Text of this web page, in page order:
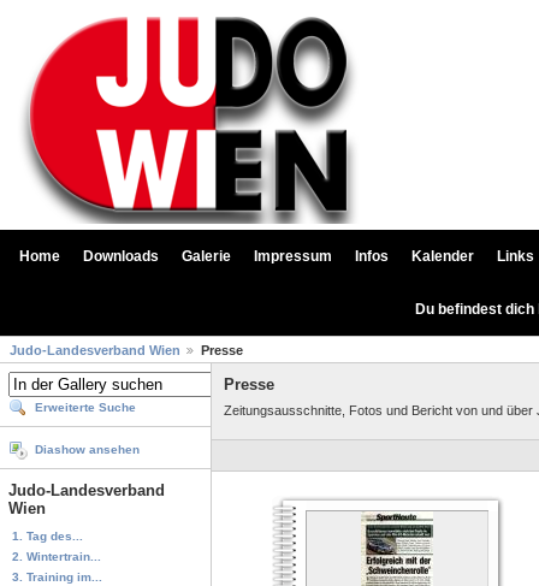
Home Downloads Galerie Impressum Infos Kalender Links
Du befindest
Judo-Landesverband Wien Presse
Erweiterte Suche
Diashow ansehen
Judo-Landesverband
Wien
1. Tag des...
2. Wintertrain...
3. Training im...
Presse
Zeitungsausschnitte, Fotos und Bericht von und über